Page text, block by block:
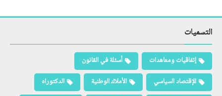
التسميات
إتفاقيات ومعاهدات
أسئلة في القانون
الإقتصاد السياسي
الأملاك الوطنية
الدكتوراه